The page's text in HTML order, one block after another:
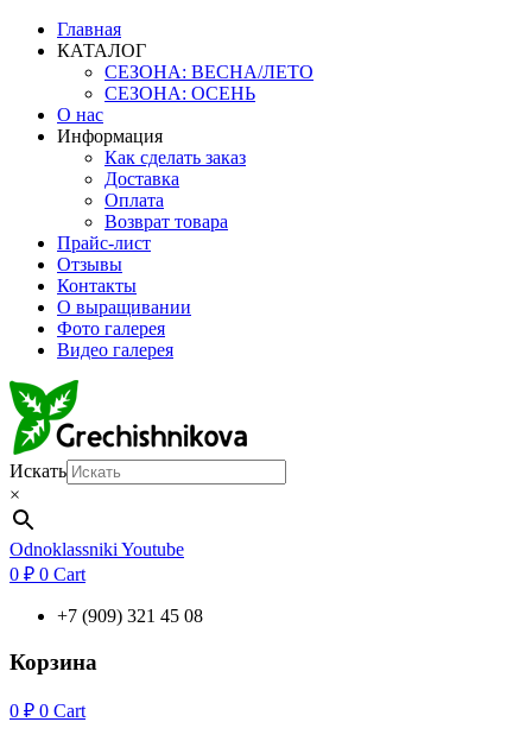
Главная
КАТАЛОГ
СЕЗОНА: ВЕСНА/ЛЕТО
СЕЗОНА: ОСЕНЬ
О нас
Информация
Как сделать заказ
Доставка
Оплата
Возврат товара
Прайс-лист
Отзывы
Контакты
О выращивании
Фото галерея
Видео галерея
Искать
×
Odnoklassniki Youtube
0 ₽ 0 Cart
+7 (909) 321 45 08
Корзина
0 ₽ 0 Cart